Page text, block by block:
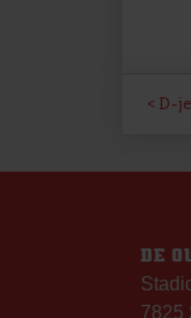
D-
DE
7825